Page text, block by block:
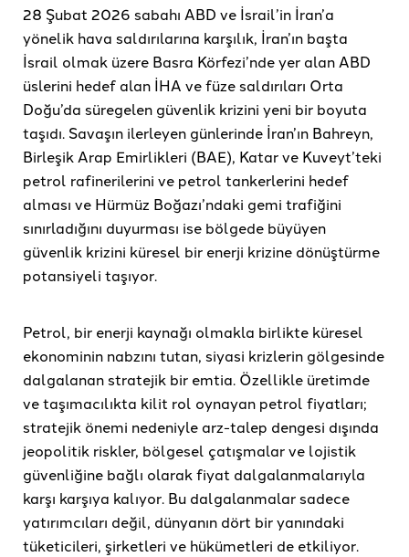
28 Şubat 2026 sabahı ABD ve İsrail’in İran’a
yönelik hava saldırılarına karşılık, İran’ın başta
İsrail olmak üzere Basra Körfezi’nde yer alan ABD
üslerini hedef alan İHA ve füze saldırıları Orta
Doğu’da süregelen güvenlik krizini yeni bir boyuta
taşıdı. Savaşın ilerleyen günlerinde İran’ın Bahreyn,
Birleşik Arap Emirlikleri (BAE), Katar ve Kuveyt’teki
petrol rafinerilerini ve petrol tankerlerini hedef
alması ve Hürmüz Boğazı’ndaki gemi trafiğini
sınırladığını duyurması ise bölgede büyüyen
güvenlik krizini küresel bir enerji krizine dönüştürme
potansiyeli taşıyor.
Petrol, bir enerji kaynağı olmakla birlikte küresel
ekonominin nabzını tutan, siyasi krizlerin gölgesinde
dalgalanan stratejik bir emtia. Özellikle üretimde
ve taşımacılıkta kilit rol oynayan petrol fiyatları;
stratejik önemi nedeniyle arz-talep dengesi dışında
jeopolitik riskler, bölgesel çatışmalar ve lojistik
güvenliğine bağlı olarak fiyat dalgalanmalarıyla
karşı karşıya kalıyor. Bu dalgalanmalar sadece
yatırımcıları değil, dünyanın dört bir yanındaki
tüketicileri, şirketleri ve hükümetleri de etkiliyor.